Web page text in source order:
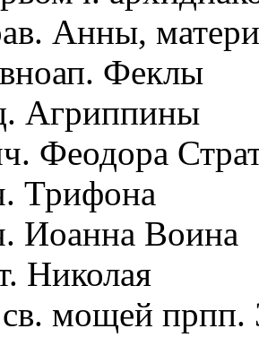
Анны,
Феклы
Агриппины
Феодора
Трифона
Иоанна Воина
Николая
мощей прпп.